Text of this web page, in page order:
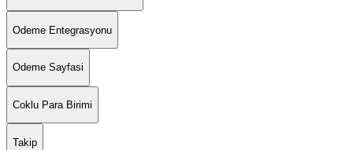
Odeme Entegrasyonu
Odeme Sayfasi
Coklu Para Birimi
Takip